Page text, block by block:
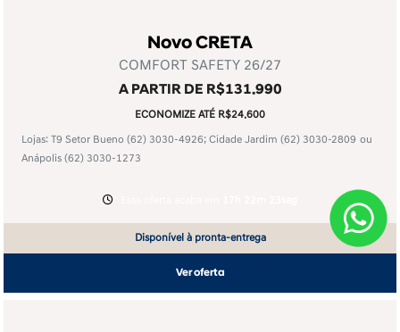
Novo CRETA
COMFORT SAFETY 26/27
A PARTIR DE R$131.990
ECONOMIZE ATÉ R$24.600
Lojas: T9 Setor Bueno (62) 3030-4926; Cidade Jardim (62) 3030-2809 ou
Anápolis (62) 3030-1273
Disponível à pronta-entrega
Ver oferta